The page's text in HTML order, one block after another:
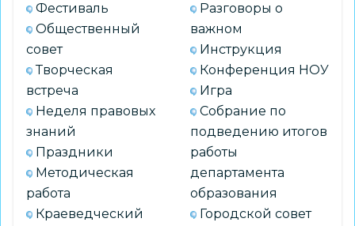
Фестиваль
Общественный
совет
Творческая
встреча
Неделя правовых
знаний
Праздники
Методическая
работа
Краеведческий
Разговоры о
важном
Инструкция
Конференция НОУ
Игра
Собрание по
подведению итогов
работы
департамента
образования
Городской совет